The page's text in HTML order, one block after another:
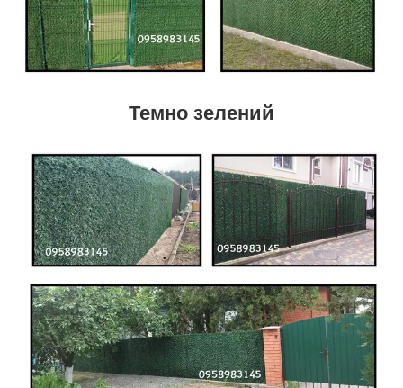
Темно зелений